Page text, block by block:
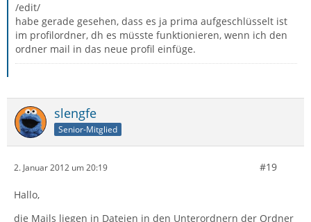
/edit/
habe gerade gesehen, dass es ja prima aufgeschlüsselt ist
im profilordner, dh es müsste funktionieren, wenn ich den
ordner mail in das neue profil einfüge.
slengfe
Senior-Mitglied
2. Januar 2012 um 20:19 #19
Hallo,
die Mails liegen in Dateien in den Unterordnern der Ordner